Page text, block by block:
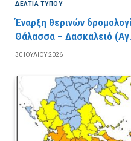
ΔΕΛΤΙΑ ΤΥΠΟΥ
Έναρξη θερινών
Θάλασσα – Δασκαλειό
30 ΙΟΥΛΊΟΥ 2026